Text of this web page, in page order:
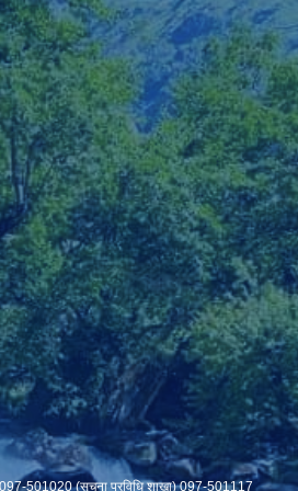
501020 (सूचना प्रविधि शाखा) 097-501117